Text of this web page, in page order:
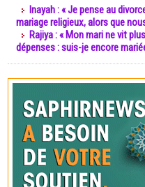
Inayah : « Je pense au
mariage religieux, alors que
Rajiya : « Mon mari ne vit
dépenses : suis-je encore